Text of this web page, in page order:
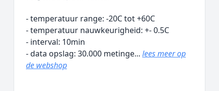
- temperatuur range: -20C tot +60C
- temperatuur nauwkeurigheid: +- 0.5C
- interval: 10min
- data opslag: 30.000 metinge... lees meer op
de webshop